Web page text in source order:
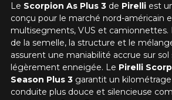
Le Scorpion As Plus 3de Pirelliest
conçu pour le marché nord-américain
multisegments, VUS et camionnettes.
de la semelle, la structure et le
assurent une maniabilité accrue sur sol
légèrement enneigée. Le Pirelli
Season Plus 3 garantit un
conduite plus douce et silencieuse